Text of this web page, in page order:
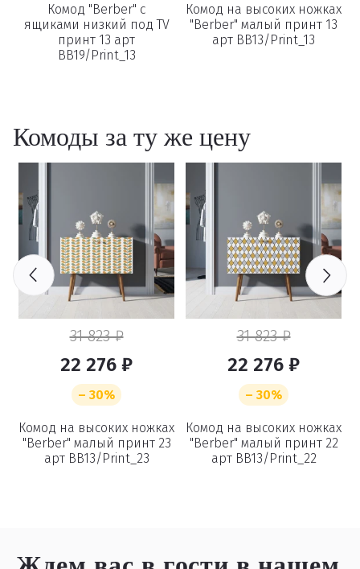
Комод "Berber" с
ящиками низкий под TV
принт 13 арт
BB19/Print_13
Комод на высоких ножках
"Berber" малый принт 13
арт BB13/Print_13
Комоды за ту же цену
31 823 ₽
22 276 ₽
– 30%
Комод на высоких ножках
"Berber" малый принт 23
арт BB13/Print_23
31 823 ₽
22 276 ₽
– 30%
Комод на высоких ножках
"Berber" малый принт 22
арт BB13/Print_22